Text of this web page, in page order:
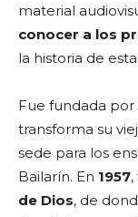
material
conocer a los
la historia de
Fue fundada por
transforma su
sede para los
Bailarín. En 1957
de Dios, de